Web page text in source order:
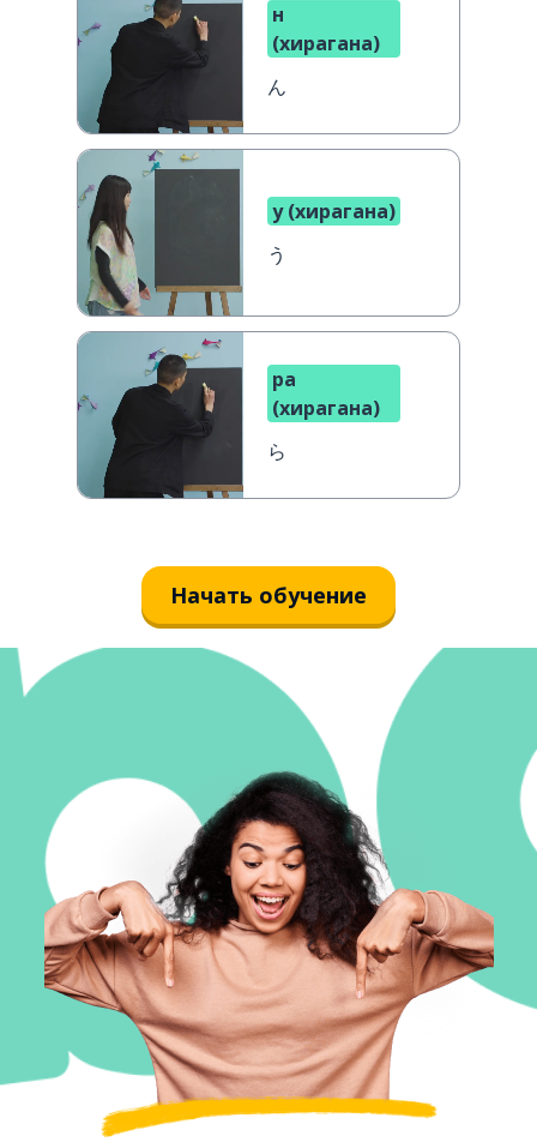
н
(хирагана)
ん
у (хирагана)
う
ра
(хирагана)
ら
Начать обучение